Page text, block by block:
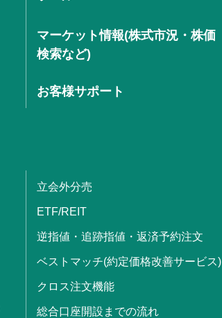
マーケット情報(株式市況・株価
検索など)
お客様サポート
立会外分売
ETF/REIT
逆指値・追跡指値・返済予約注文
ベストマッチ(約定価格改善サービス)
クロス注文機能
総合口座開設までの流れ